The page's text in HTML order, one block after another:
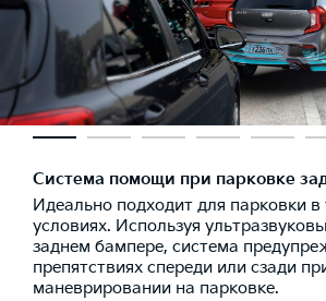
Система помощи при парковке
Идеально подходит для парковки в
условиях. Используя
заднем бампере, система
препятствиях спереди или сзади
маневрировании на парковке.